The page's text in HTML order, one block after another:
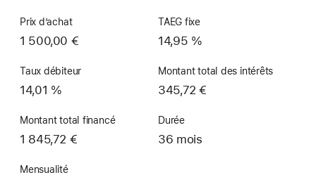
Prix d’achat
1 500,00 €
TAEG fixe
14,95 %
Taux débiteur
14,01 %
Montant total des intérêts
345,72 €
Montant total financé
1 845,72 €
Durée
36 mois
Mensualité